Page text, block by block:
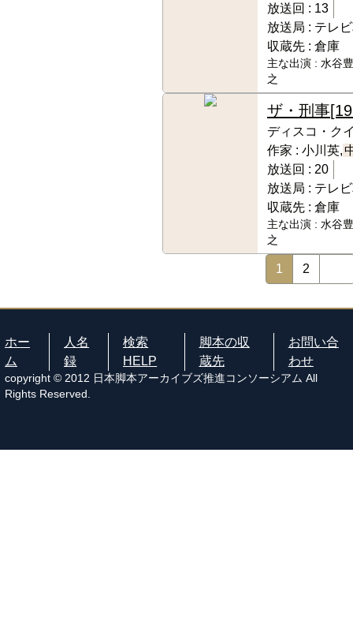
放送回 : 13
放送局 : テレ
収蔵先 : 倉庫
主な出演 : 水谷
之
ザ・刑事
ディスコ・ク
作家 : 小川英,
放送回 : 20
放送局 : テレ
収蔵先 : 倉庫
主な出演 : 水谷
之
1 2
ホー
ム
人名
録
検索
HELP
脚本の収
蔵先
お問い合
わせ
copyright © 2012 日本脚本アーカイブズ推進コンソーシアム All
Rights Reserved.